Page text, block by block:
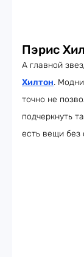
Пэрис
А главной
Хилтон.
точно не
подчеркнуть
есть вещи без